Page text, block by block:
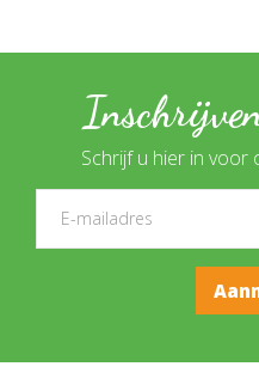
Schrijf u hier in voor